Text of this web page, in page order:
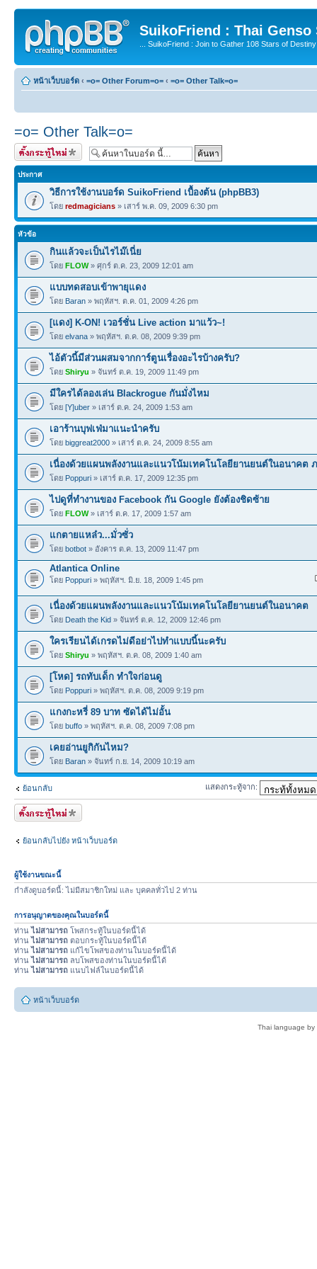
SuikoFriend : Thai Genso
... SuikoFriend : Join to Gather 108 Stars of
หน้าเว็บบอร์ด ‹ =o= Other Forum=o= ‹ =o= Other Talk=o=
=o= Other Talk=o=
ตั้งกระทู้ใหม่
ประกาศ
วิธีการใช้งานบอร์ด SuikoFriend เบื้องต้น (phpBB3)
โดย redmagicians » เสาร์ พ.ค. 09, 2009 6:30 pm
หัวข้อ
กินแล้วจะเป็นไรไม๊เนี่ย
โดย FLOW» ศุกร์ ต.ค. 23, 2009 12:01 am
แบบทดสอบเข้าพายุแดง
โดย Baran » พฤหัสฯ. ต.ค. 01, 2009 4:26 pm
[แดง] K-ON! เวอร์ชั่น Live action มาแว้ว~!
โดย elvana » พฤหัสฯ. ต.ค. 08, 2009 9:39 pm
ไอ้ตัวนี้มีส่วนผสมจากการ์ตูนเรื่องอะไรบ้างครับ?
โดย Shiryu » จันทร์ ต.ค. 19, 2009 11:49 pm
มีใครได้ลองเล่น Blackrogue กันมั่งไหม
โดย [Y]uber » เสาร์ ต.ค. 24, 2009 1:53 am
เอาร้านบุฟเฟ่มาแนะนำครับ
โดย biggreat2000 » เสาร์ ต.ค. 24, 2009 8:55 am
เนื่องด้วยแผนพลังงานและแนวโน้มเทคโนโลยียานยนต์ในอนาคต
โดย Poppuri » เสาร์ ต.ค. 17, 2009 12:35 pm
ไปดูที่ทำงานของ Facebook กัน Google ยังต้องชิดซ้าย
โดย FLOW» เสาร์ ต.ค. 17, 2009 1:57 am
แกตายแหล๋ว...มั่วซั่ว
โดย botbot » อังคาร ต.ค. 13, 2009 11:47 pm
Atlantica Online
โดย Poppuri » พฤหัสฯ. มิ.ย. 18, 2009 1:45 pm
เนื่องด้วยแผนพลังงานและแนวโน้มเทคโนโลยียานยนต์ในอนาคต
โดย Death the Kid » จันทร์ ต.ค. 12, 2009 12:46 pm
ใครเรียนได้เกรดไม่ดีอย่าไปทำแบบนี้นะครับ
โดย Shiryu » พฤหัสฯ. ต.ค. 08, 2009 1:40 am
[โหด] รถทับเด็ก ทำใจก่อนดู
โดย Poppuri » พฤหัสฯ. ต.ค. 08, 2009 9:19 pm
แกงกะหรี่ 89 บาท ซัดได้ไม่อั้น
โดย buffo » พฤหัสฯ. ต.ค. 08, 2009 7:08 pm
เคยอ่านยูกิกันไหม?
โดย Baran » จันทร์ ก.ย. 14, 2009 10:19 am
ย้อนกลับ แสดงกระทู้จาก:
ตั้งกระทู้ใหม่
ย้อนกลับไปยัง หน้าเว็บบอร์ด
ผู้ใช้งานขณะนี้
กำลังดูบอร์ดนี้: ไม่มีสมาชิกใหม่ และ บุคคลทั่วไป 2 ท่าน
การอนุญาตของคุณในบอร์ดนี้
ท่านไม่สามารถ โพสกระทู้ในบอร์ดนี้ได้
ท่านไม่สามารถ ตอบกระทู้ในบอร์ดนี้ได้
ท่านไม่สามารถ แก้ไขโพสของท่านในบอร์ดนี้ได้
ท่านไม่สามารถ ลบโพสของท่านในบอร์ดนี้ได้
ท่านไม่สามารถ แนบไฟล์ในบอร์ดนี้ได้
หน้าเว็บบอร์ด
Thai language by